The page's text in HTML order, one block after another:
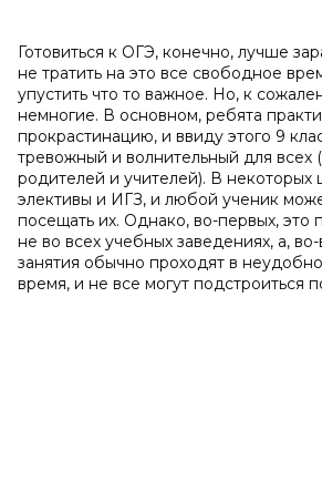
Готовиться к ОГЭ, конечно, лучше
не тратить на это все свободное
упустить что то важное. Но, к
немногие. В основном, ребята
прокрастинацию, и ввиду этого 9
тревожный и волнительный для всех
родителей и учителей). В некоторых
элективы и ИГЗ, и любой ученик
посещать их. Однако, во-первых, это
не во всех учебных заведениях, а, во-
занятия обычно проходят в
время, и не все могут подстроиться